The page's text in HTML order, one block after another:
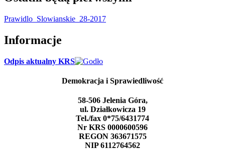
Prawidlo_Slowianskie_28-2017
Informacje
Odpis aktualny KRS
Demokracja i Sprawiedliwość
58-506 Jelenia Góra,
ul. Działkowicza 19
Tel./fax 0*75/6431774
Nr KRS 0000600596
REGON 363671575
NIP 6112764562